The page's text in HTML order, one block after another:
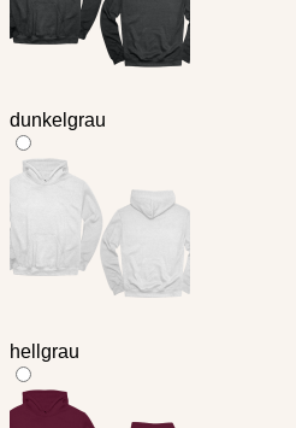
dunkelgrau
hellgrau